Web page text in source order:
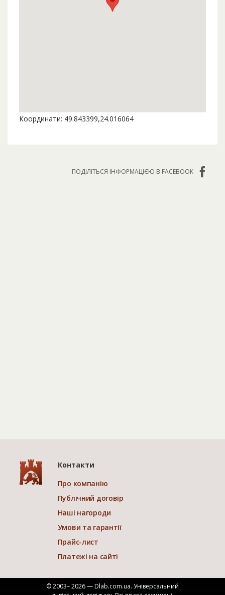
Координати: 49.843399,24.016064
ПОДІЛІТЬСЯ ІНФОРМАЦІЄЮ В FACEBOOK
Контакти
Про компанію
Публічний договір
Наші нагороди
Умови та гарантії
Прайс-лист
Платежі на сайті
© 2003– 2026 — Dlab.com.ua. Універсальний